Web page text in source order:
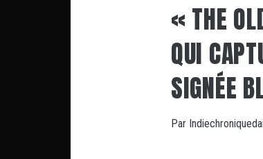
« THE
QUI
SIGNÉE
Par